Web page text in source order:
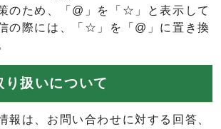
のため、「@」を「☆」と表示して
の際には、「☆」を「@」に置き換
り扱いについて
報は、お問い合わせに対する回答、